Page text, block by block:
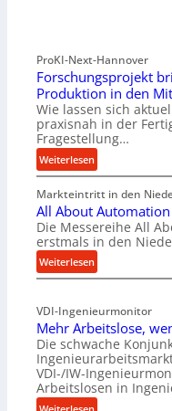
ProKI-Next-Hannover
Forschungsprojekt
Produktion in den
Wie lassen sich
praxisnah in der
Fragestellung…
Weiterlesen:
F
o
r
s
c
h
u
g
s
p
r
o
j
Markteintritt in den
All About
Die Messereihe All
erstmals in den
Weiterlesen:
A
l
A
b
o
u
t
VDI-Ingenieurmonitor
Mehr Arbeitslose,
Die schwache
VDI-/IW-
Arbeitslosen in
: